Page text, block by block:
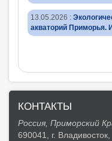
13.05.2026 :
акваторий Приморья.
КОНТАКТЫ
Россия, Приморский
690041, г. Владивосток,